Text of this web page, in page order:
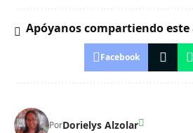
Apóyanos compartiendo
Facebook
PorDorielys Alzolar